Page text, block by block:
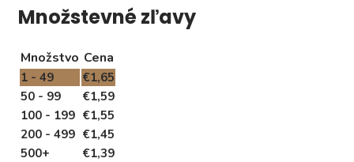
Množstevné zľavy
Množstvo Cena
1 - 49 €1,65
50 - 99
€1,59
100 - 199 €1,55
200 - 499 €1,45
500+
€1,39